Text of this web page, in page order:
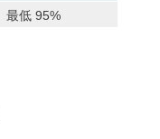
最低 95%